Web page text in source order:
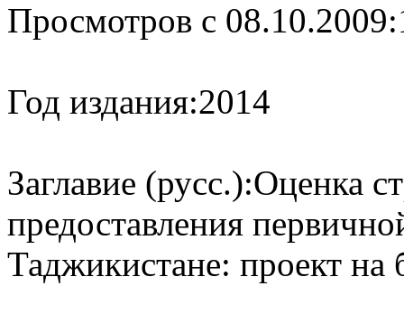
Просмотров с 08.10.2009:
Год издания:2014
Заглавие (русс.):Оценка
предоставления
Таджикистане: проект на